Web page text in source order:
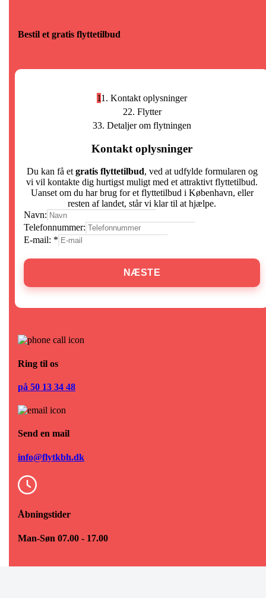
Bestil et gratis flyttetilbud
11. Kontakt oplysninger
22. Flytter
33. Detaljer om flytningen
Kontakt oplysninger
Du kan få etgratis flyttetilbud, ved at udfylde formularen og
vi vil kontakte dig hurtigst muligt med et attraktivt flyttetilbud.
Uanset om du har brug for et flyttetilbud i København, eller
resten af landet, står vi klar til at hjælpe.
Navn:
Telefonnummer:
E-mail: *
NÆSTE
Ring til os
på 50 13 34 48
Send en mail
info@flytkbh.dk
Åbningstider
Man-Søn 07.00 - 17.00